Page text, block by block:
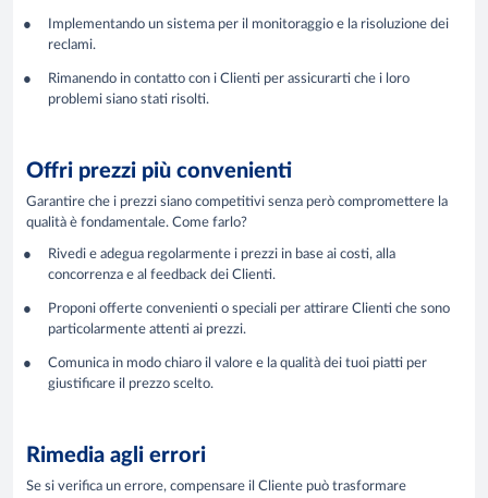
Implementando un sistema per il monitoraggio e la risoluzione dei
reclami.
Rimanendo in contatto con i Clienti per assicurarti che i loro
problemi siano stati risolti.
Offri prezzi più convenienti
Garantire che i prezzi siano competitivi senza però compromettere la
qualità è fondamentale. Come farlo?
Rivedi e adegua regolarmente i prezzi in base ai costi, alla
concorrenza e al feedback dei Clienti.
Proponi offerte convenienti o speciali per attirare Clienti che sono
particolarmente attenti ai prezzi.
Comunica in modo chiaro il valore e la qualità dei tuoi piatti per
giustificare il prezzo scelto.
Rimedia agli errori
Se si verifica un errore, compensare il Cliente può trasformare